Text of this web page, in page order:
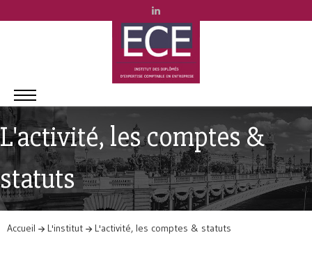
L'activité, les comptes &
statuts
Accueil L'institut L'activité, les comptes & statuts